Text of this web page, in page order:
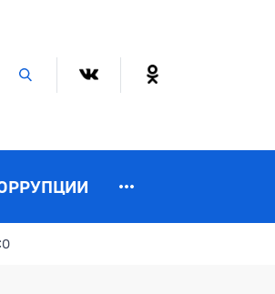
для слабовидящих
Поиск по сайту